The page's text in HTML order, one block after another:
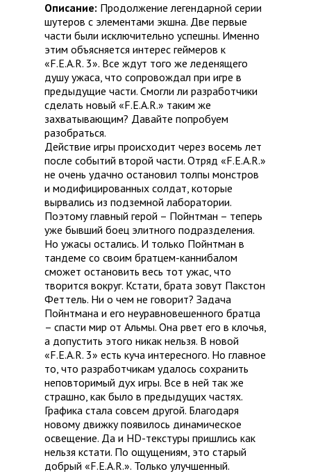
Описание: Продолжение легендарной серии
шутеров с элементами экшна. Две первые
части были исключительно успешны. Именно
этим объясняется интерес геймеров к
«F.E.A.R. 3». Все ждут того же леденящего
душу ужаса, что сопровождал при игре в
предыдущие части. Смогли ли разработчики
сделать новый «F.E.A.R.» таким же
захватывающим? Давайте попробуем
разобраться.
Действие игры происходит через восемь лет
после событий второй части. Отряд «F.E.A.R.»
не очень удачно остановил толпы монстров
и модифицированных солдат, которые
вырвались из подземной лаборатории.
Поэтому главный герой – Пойнтман – теперь
уже бывший боец элитного подразделения.
Но ужасы остались. И только Пойнтман в
тандеме со своим братцем-каннибалом
сможет остановить весь тот ужас, что
творится вокруг. Кстати, брата зовут Пакстон
Феттель. Ни о чем не говорит? Задача
Пойнтмана и его неуравновешенного братца
– спасти мир от Альмы. Она рвет его в клочья,
а допустить этого никак нельзя. В новой
«F.E.A.R. 3» есть куча интересного. Но главное
то, что разработчикам удалось сохранить
неповторимый дух игры. Все в ней так же
страшно, как было в предыдущих частях.
Графика стала совсем другой. Благодаря
новому движку появилось динамическое
освещение. Да и HD-текстуры пришлись как
нельзя кстати. По ощущениям, это старый
добрый «F.E.A.R.». Только улучшенный.